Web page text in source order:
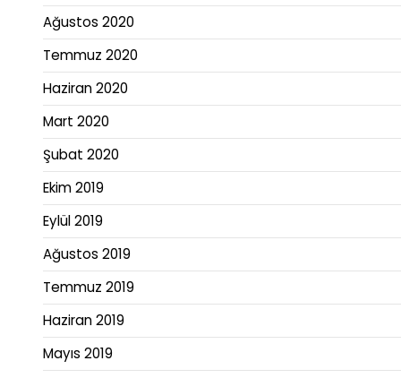
Ağustos 2020
Temmuz 2020
Haziran 2020
Mart 2020
Şubat 2020
Ekim 2019
Eylül 2019
Ağustos 2019
Temmuz 2019
Haziran 2019
Mayıs 2019